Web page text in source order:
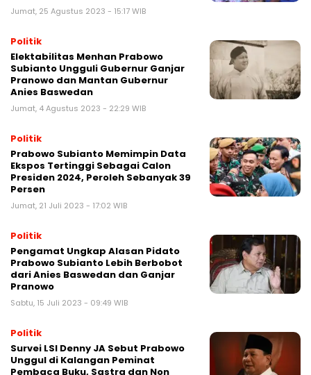
Jumat, 25 Agustus 2023 - 15:17 WIB
Politik
Elektabilitas Menhan Prabowo
Subianto Ungguli Gubernur Ganjar
Pranowo dan Mantan Gubernur
Anies Baswedan
Jumat, 4 Agustus 2023 - 22:29 WIB
Politik
Prabowo Subianto Memimpin Data
Ekspos Tertinggi Sebagai Calon
Presiden 2024, Peroleh Sebanyak 39
Persen
Jumat, 21 Juli 2023 - 17:02 WIB
Politik
Pengamat Ungkap Alasan Pidato
Prabowo Subianto Lebih Berbobot
dari Anies Baswedan dan Ganjar
Pranowo
Sabtu, 15 Juli 2023 - 09:49 WIB
Politik
Survei LSI Denny JA Sebut Prabowo
Unggul di Kalangan Peminat
Pembaca Buku, Sastra dan Non